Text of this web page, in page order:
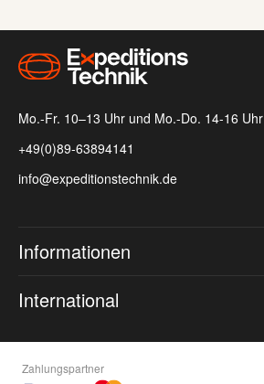
Mo.-Fr. 10–13 Uhr und Mo.-Do. 14-16 Uhr
+49(0)89-63894141
info@expeditionstechnik.de
Informationen
International
Zahlungspartner